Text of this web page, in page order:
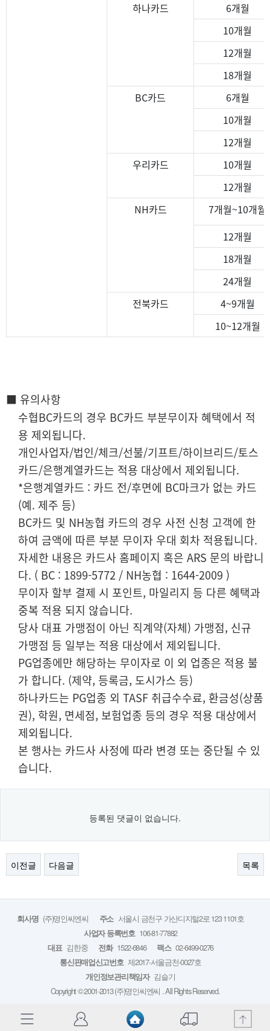
하나카드
6개월
10개월
12개월
18개월
BC카드
6개월
10개월
12개월
우리카드
10개월
12개월
NH카드
7개월~10개월
12개월
18개월
24개월
전북카드
4~9개월
10~12개월
■ 유의사항
수협BC카드의 경우 BC카드 부분무이자 혜택에서 적
용 제외됩니다.
개인사업자/법인/체크/선불/기프트/하이브리드/토스
카드/은행계열카드는 적용 대상에서 제외됩니다.
*은행계열카드 : 카드 전/후면에 BC마크가 없는 카드
(예. 제주 등)
BC카드 및 NH농협 카드의 경우 사전 신청 고객에 한
하여 금액에 따른 부분 무이자 우대 회차 적용됩니다.
자세한 내용은 카드사 홈페이지 혹은 ARS 문의 바랍니
다. ( BC : 1899-5772 / NH농협 : 1644-2009 )
무이자 할부 결제 시 포인트, 마일리지 등 다른 혜택과
중복 적용 되지 않습니다.
당사 대표 가맹점이 아닌 직계약(자체) 가맹점, 신규
가맹점 등 일부는 적용 대상에서 제외됩니다.
PG업종에만 해당하는 무이자로 이 외 업종은 적용 불
가 합니다. (제약, 등록금, 도시가스 등)
하나카드는 PG업종 외 TASF 취급수수료, 환금성(상품
권), 학원, 면세점, 보험업종 등의 경우 적용 대상에서
제외됩니다.
본 행사는 카드사 사정에 따라 변경 또는 중단될 수 있
습니다.
등록된 댓글이 없습니다.
이전글 다음글 목록
회사명 (주)명인씨엔씨 주소 서울시 금천구 가산디지털2로 123 1101호
사업자 등록번호 106-81-77882
대표 김한중 전화 1522-6846 팩스 02-6499-0276
통신판매업신고번호 제2017-서울금천-0027호
개인정보관리책임자 김슬기
Copyright © 2001-2013 (주)명인씨엔씨 . All Rights Reserved.